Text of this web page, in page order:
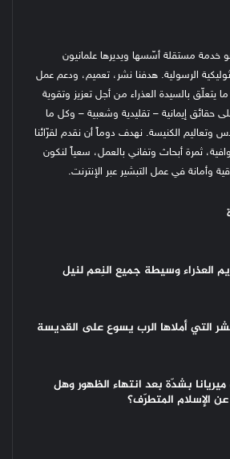
خدمة مستقلة أسّسها ويديرها علمانيون
الرسولية. هدفنا نشر، تعميم، ودعم عمل
بالسيدة العذراء من أجل تعزيز وتقوية
حقائق إيمانية – تقليدية وشعبية – وكل ما
وتعاليم الكنيسة. نهدف دوماً أن نقدم لقرّائنا
ثمرة أبحاث وتفاني بالعمل، سعياً لنكون
وأمانة في عمل التبشير عبر الإنترنت.
العذراء وسيطة جميع النِعم لنيل
التي أملاها الرب يسوع على القديسة
ميريانا بشدّة بعد انتهاء الظهور وهل
عن الإسلام المتطرّف؟